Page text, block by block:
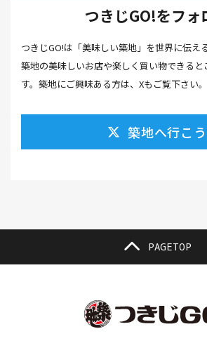
カフェラテ(1） かまぼ
カラスミ(1） カルパッチョ(1） カ
ギフト(6） キムチ レシ
グルメ(11）
ケーキ(3） ケーキ屋(1） コーヒー
ごま豆腐(1） コミ
つきじGO!をフォ
つきじGO!は「美味しい築地」を世界に伝え
築地の美味しいお店や楽しく買い物できると
す。築地にご興味ある方は、Xもご覧下さい。
築地へ行こう
PAGETOP